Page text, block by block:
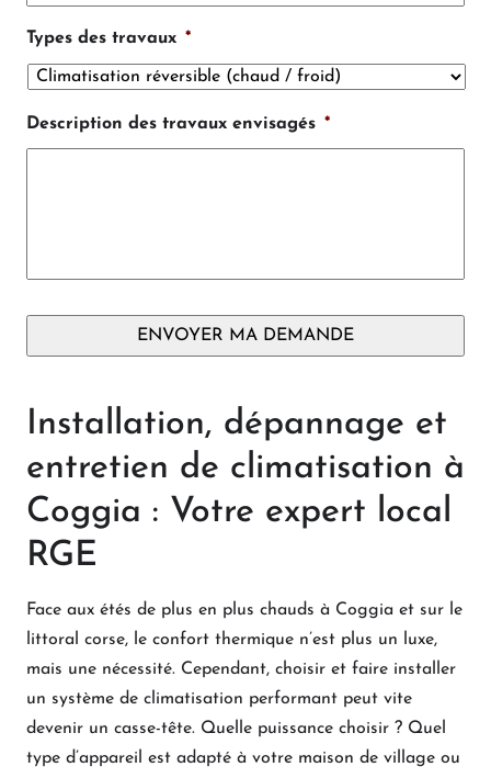
Types des travaux *
Description des travaux envisagés *
Installation, dépannage et
entretien de climatisation à
Coggia : Votre expert local
RGE
Face aux étés de plus en plus chauds à Coggia et sur le
littoral corse, le confort thermique n’est plus un luxe,
mais une nécessité. Cependant, choisir et faire installer
un système de climatisation performant peut vite
devenir un casse-tête. Quelle puissance choisir ? Quel
type d’appareil est adapté à votre maison de village ou